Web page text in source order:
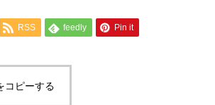
RSS feedly Pin it
コピーする